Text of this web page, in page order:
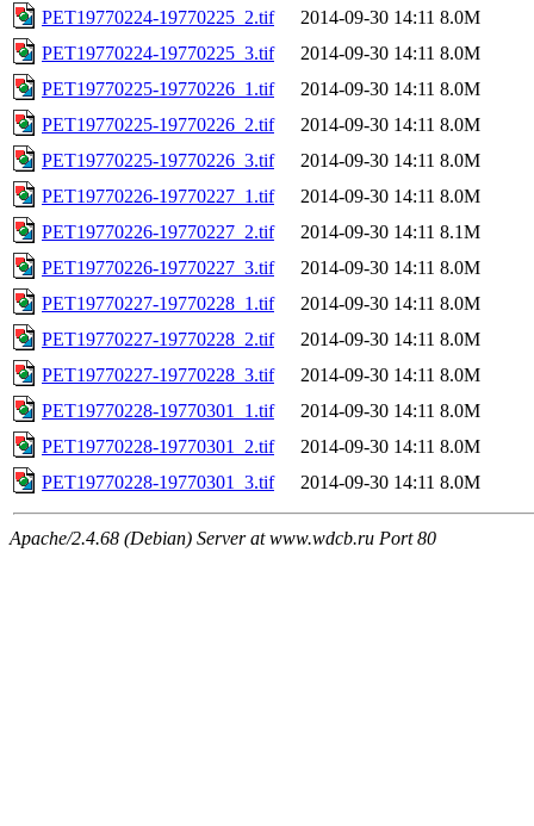
PET19770224-19770225_2.tif
2014-09-30 14:11 8.0M
PET19770224-19770225_3.tif
2014-09-30 14:11 8.0M
PET19770225-19770226_1.tif
2014-09-30 14:11 8.0M
PET19770225-19770226_2.tif
2014-09-30 14:11 8.0M
PET19770225-19770226_3.tif
2014-09-30 14:11 8.0M
PET19770226-19770227_1.tif
2014-09-30 14:11 8.0M
PET19770226-19770227_2.tif
2014-09-30 14:11 8.1M
PET19770226-19770227_3.tif
2014-09-30 14:11 8.0M
PET19770227-19770228_1.tif
2014-09-30 14:11 8.0M
PET19770227-19770228_2.tif
2014-09-30 14:11 8.0M
PET19770227-19770228_3.tif
2014-09-30 14:11 8.0M
PET19770228-19770301_1.tif
2014-09-30 14:11 8.0M
PET19770228-19770301_2.tif
2014-09-30 14:11 8.0M
PET19770228-19770301_3.tif
2014-09-30 14:11 8.0M
Apache/2.4.68 (Debian) Server at www.wdcb.ru Port 80